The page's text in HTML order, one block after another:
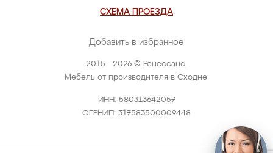
2015 - 2026 © Ренессанс.
Мебель от производителя в Сходне.
ИНН: 580313642057
ОГРНИП: 317583500009448
СХЕМА ПРОЕЗДА
Добавить в избранное